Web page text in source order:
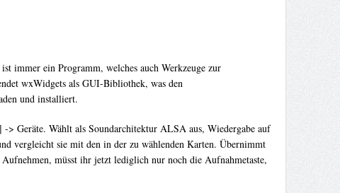
immer ein Programm, welches auch Werkzeuge zur
wxWidgets als GUI-Bibliothek, was den
und installiert.
Geräte. Wählt als Soundarchitektur ALSA aus, Wiedergabe auf
vergleicht sie mit den in der zu wählenden Karten. Übernimmt
müsst ihr jetzt lediglich nur noch die Aufnahmetaste,